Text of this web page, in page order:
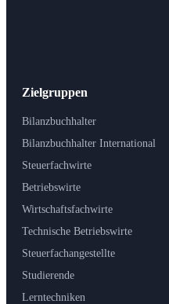
Zielgruppen
Bilanzbuchhalter
Bilanzbuchhalter International
Steuerfachwirte
Betriebswirte
Wirtschaftsfachwirte
Technische Betriebswirte
Steuerfachangestellte
Studierende
Lerntechniken